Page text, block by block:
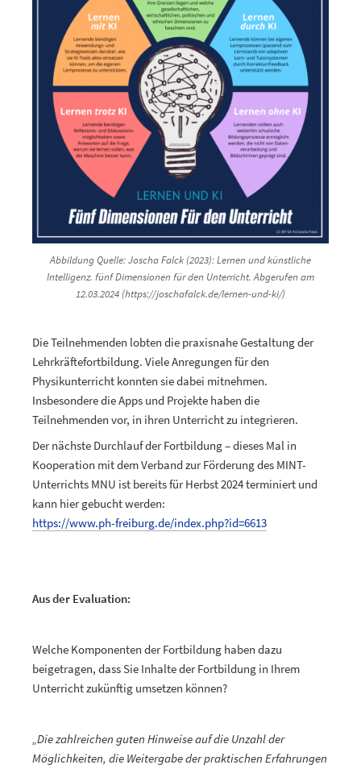
Abbildung Quelle: Joscha Falck (2023): Lernen und künstliche
Intelligenz. fünf Dimensionen für den Unterricht. Abgerufen am
12.03.2024 (https://joschafalck.de/lernen-und-ki/)
Die Teilnehmenden lobten die praxisnahe Gestaltung der
Lehrkräftefortbildung. Viele Anregungen für den
Physikunterricht konnten sie dabei mitnehmen.
Insbesondere die Apps und Projekte haben die
Teilnehmenden vor, in ihren Unterricht zu integrieren.
Der nächste Durchlauf der Fortbildung – dieses Mal in
Kooperation mit dem Verband zur Förderung des MINT-
Unterrichts MNU ist bereits für Herbst 2024 terminiert und
kann hier gebucht werden:
https://www.ph-freiburg.de/index.php?id=6613
Aus der Evaluation:
Welche Komponenten der Fortbildung haben dazu
beigetragen, dass Sie Inhalte der Fortbildung in Ihrem
Unterricht zukünftig umsetzen können?
„Die zahlreichen guten Hinweise auf die Unzahl der
Möglichkeiten, die Weitergabe der praktischen Erfahrungen